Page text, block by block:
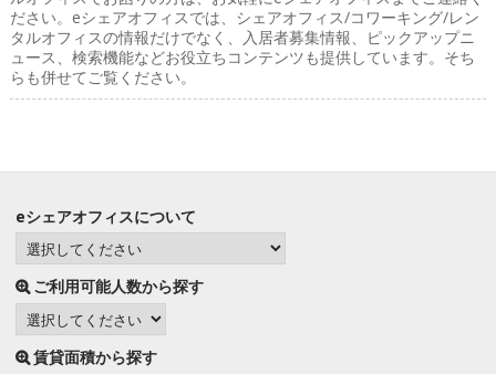
ださい。eシェアオフィスでは、シェアオフィス/コワーキング/レン
タルオフィスの情報だけでなく、入居者募集情報、ピックアップニ
ュース、検索機能などお役立ちコンテンツも提供しています。そち
らも併せてご覧ください。
eシェアオフィスについて
ご利用可能人数から探す
賃貸面積から探す